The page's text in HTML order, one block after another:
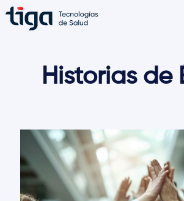
Historias de